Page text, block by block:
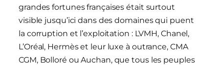
grandes fortunes françaises était surtout
visible jusqu’ici dans des domaines qui puent
la corruption et l’exploitation : LVMH, Chanel,
L’Oréal, Hermès et leur luxe à outrance, CMA
CGM, Bolloré ou Auchan, que tous les peuples